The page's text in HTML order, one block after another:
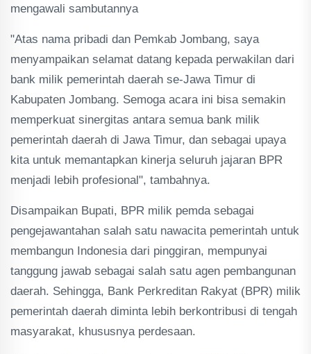
mengawali sambutannya
"Atas nama pribadi dan Pemkab Jombang, saya
menyampaikan selamat datang kepada perwakilan dari
bank milik pemerintah daerah se-Jawa Timur di
Kabupaten Jombang. Semoga acara ini bisa semakin
memperkuat sinergitas antara semua bank milik
pemerintah daerah di Jawa Timur, dan sebagai upaya
kita untuk memantapkan kinerja seluruh jajaran BPR
menjadi lebih profesional", tambahnya.
Disampaikan Bupati, BPR milik pemda sebagai
pengejawantahan salah satu nawacita pemerintah untuk
membangun Indonesia dari pinggiran, mempunyai
tanggung jawab sebagai salah satu agen pembangunan
daerah. Sehingga, Bank Perkreditan Rakyat (BPR) milik
pemerintah daerah diminta lebih berkontribusi di tengah
masyarakat, khususnya perdesaan.